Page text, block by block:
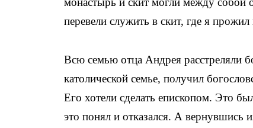
перевели служить в скит, где я прожил
Всю семью отца Андрея расстреляли
католической семье, получил
Его хотели сделать епископом. Это
это понял и отказался. А